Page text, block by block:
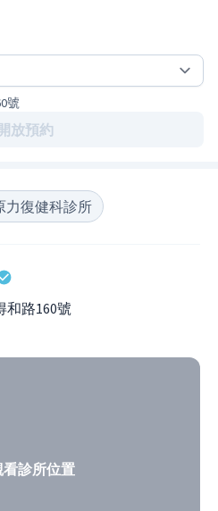
號
放預約
力復健科診所
和路160號
診所位置